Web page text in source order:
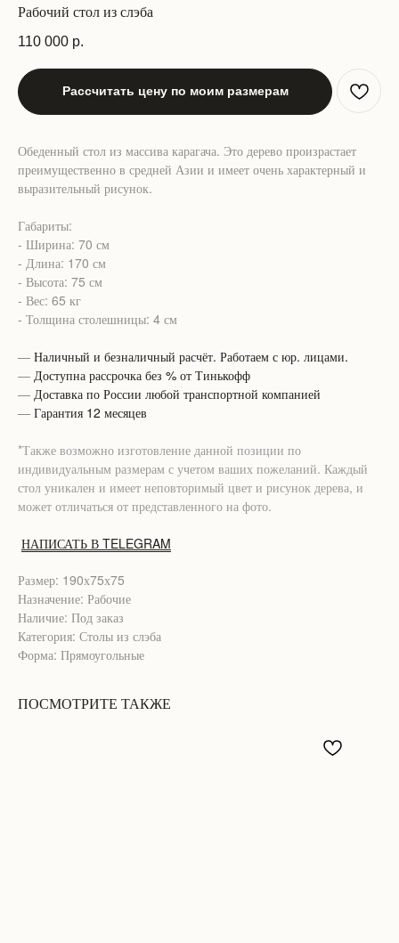
Рабочий стол из слэба
110 000 р.
Рассчитать цену по моим размерам
Обеденный стол из массива карагача. Это дерево произрастает
преимущественно в средней Азии и имеет очень характерный и
выразительный рисунок.
Габариты:
- Ширина: 70 см
- Длина: 170 см
- Высота: 75 см
- Вес: 65 кг
- Толщина столешницы: 4 см
— Наличный и безналичный расчёт. Работаем с юр. лицами.
— Доступна рассрочка без % от Тинькофф
— Доставка по России любой транспортной компанией
— Гарантия 12 месяцев
*Также возможно изготовление данной позиции по
индивидуальным размерам с учетом ваших пожеланий. Каждый
стол уникален и имеет неповторимый цвет и рисунок дерева, и
может отличаться от представленного на фото.
НАПИСАТЬ В TELEGRAM
Размер: 190х75х75
Назначение: Рабочие
Наличие: Под заказ
Категория: Столы из слэба
Форма: Прямоугольные
ПОСМОТРИТЕ ТАКЖЕ